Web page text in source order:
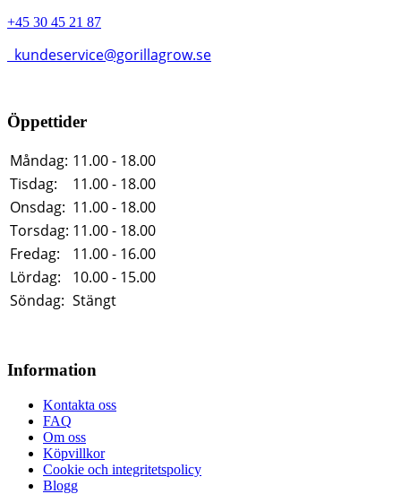
+45 30 45 21 87
kundeservice@gorillagrow.se
Öppettider
Måndag: 11.00 - 18.00
Tisdag:
11.00 - 18.00
Onsdag: 11.00 - 18.00
Torsdag: 11.00 - 18.00
Fredag:
11.00 - 16.00
Lördag:
10.00 - 15.00
Söndag: Stängt
Information
Kontakta oss
FAQ
Om oss
Köpvillkor
Cookie och integritetspolicy
Blogg